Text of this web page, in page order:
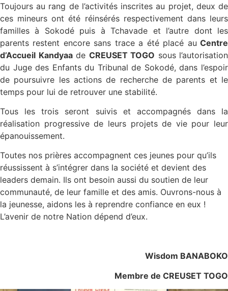
Toujours au rang de l’activités inscrites au projet, deux de
ces mineurs ont été réinsérés respectivement dans leurs
familles à Sokodé puis à Tchavade et l’autre dont les
parents restent encore sans trace a été placé au Centre
d’Accueil Kandyaade CREUSET TOGO sous l’autorisation
du Juge des Enfants du Tribunal de Sokodé, dans l’espoir
de poursuivre les actions de recherche de parents et le
temps pour lui de retrouver une stabilité.
Tous les trois seront suivis et accompagnés dans la
réalisation progressive de leurs projets de vie pour leur
épanouissement.
Toutes nos prières accompagnent ces jeunes pour qu’ils
réussissent à s’intégrer dans la société et devient des
leaders demain. Ils ont besoin aussi du soutien de leur
communauté, de leur famille et des amis. Ouvrons-nous à
la jeunesse, aidons les à reprendre confiance en eux !
L’avenir de notre Nation dépend d’eux.
Wisdom BANABOKO
Membre de CREUSET TOGO